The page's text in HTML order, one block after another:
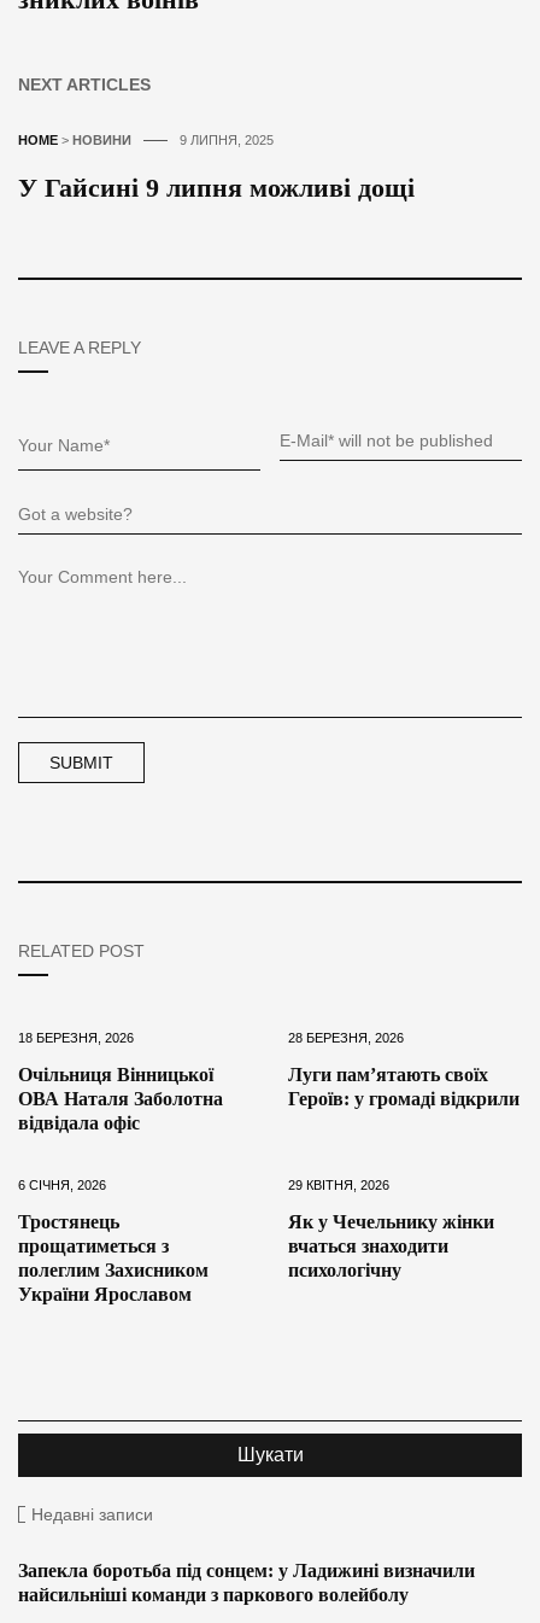
NEXT ARTICLES
HOME > НОВИНИ 9 ЛИПНЯ, 2025
У Гайсині 9 липня можливі дощі
LEAVE A REPLY
RELATED POST
18 БЕРЕЗНЯ, 2026
Очільниця Вінницької
ОВА Наталя Заболотна
відвідала офіс
28 БЕРЕЗНЯ, 2026
Луги пам’ятають своїх
Героїв: у громаді відкрили
6 СІЧНЯ, 2026
Тростянець
прощатиметься з
полеглим Захисником
України Ярославом
29 КВІТНЯ, 2026
Як у Чечельнику жінки
вчаться знаходити
психологічну
Недавні записи
Запекла боротьба під сонцем: у Ладижині визначили
найсильніші команди з паркового волейболу